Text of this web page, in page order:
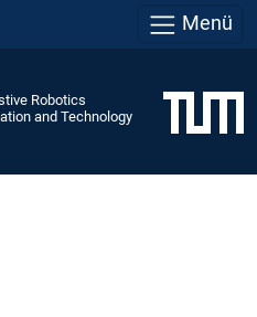
Menü
Robotics
and Technology